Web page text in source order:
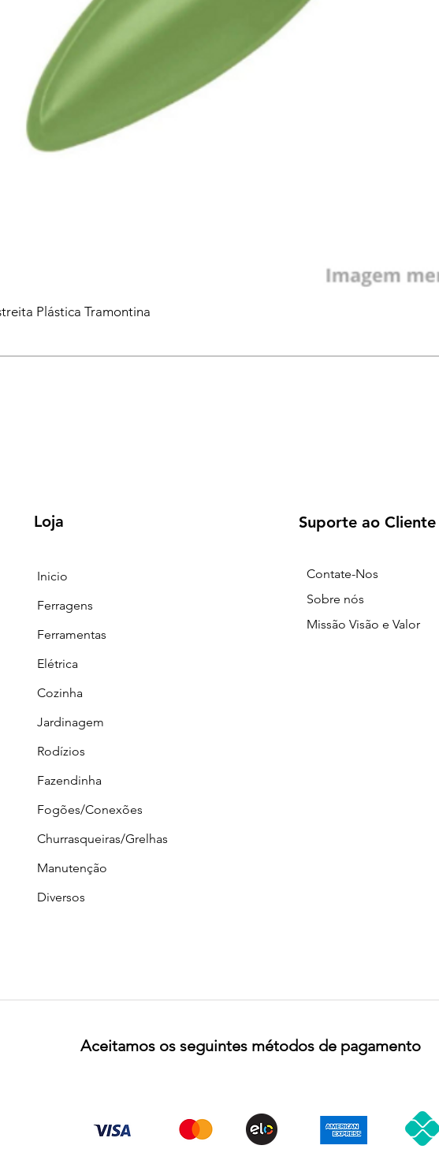
Plástica Tramontina
Loja
Inicio
Ferragens
Ferramentas
Elétrica
Cozinha
Jardinagem
Rodízios
Fazendinha
Fogões/Conexões
Churrasqueiras/Grelhas
Manutenção
Diversos
Suporte ao Cliente
Contate-Nos
Sobre nós
Missão Visão e Valor
Aceitamos os seguintes métodos de pagamento